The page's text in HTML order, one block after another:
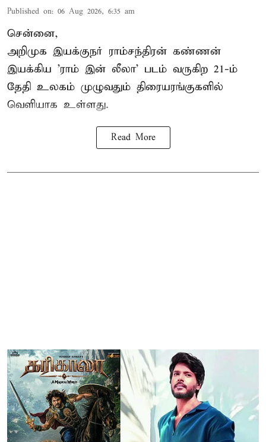
Published on: 06 Aug 2026, 6:35 am
சென்னை,
அறிமுக இயக்குநர் ராம்சந்திரன் கண்ணன்
இயக்கிய 'ராம் இன் லீலா' படம் வருகிற 21-ம்
தேதி உலகம் முழுவதும் திரையரங்குகளில்
வெளியாக உள்ளது.
Read More